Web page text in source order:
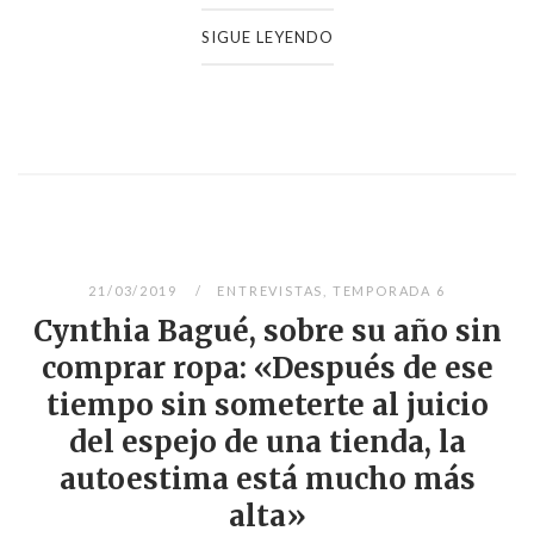
SIGUE LEYENDO
21/03/2019 ENTREVISTAS TEMPORADA 6
Cynthia Bagué, sobre su año sin
comprar ropa: «Después de ese
tiempo sin someterte al juicio
del espejo de una tienda, la
autoestima está mucho más
alta»